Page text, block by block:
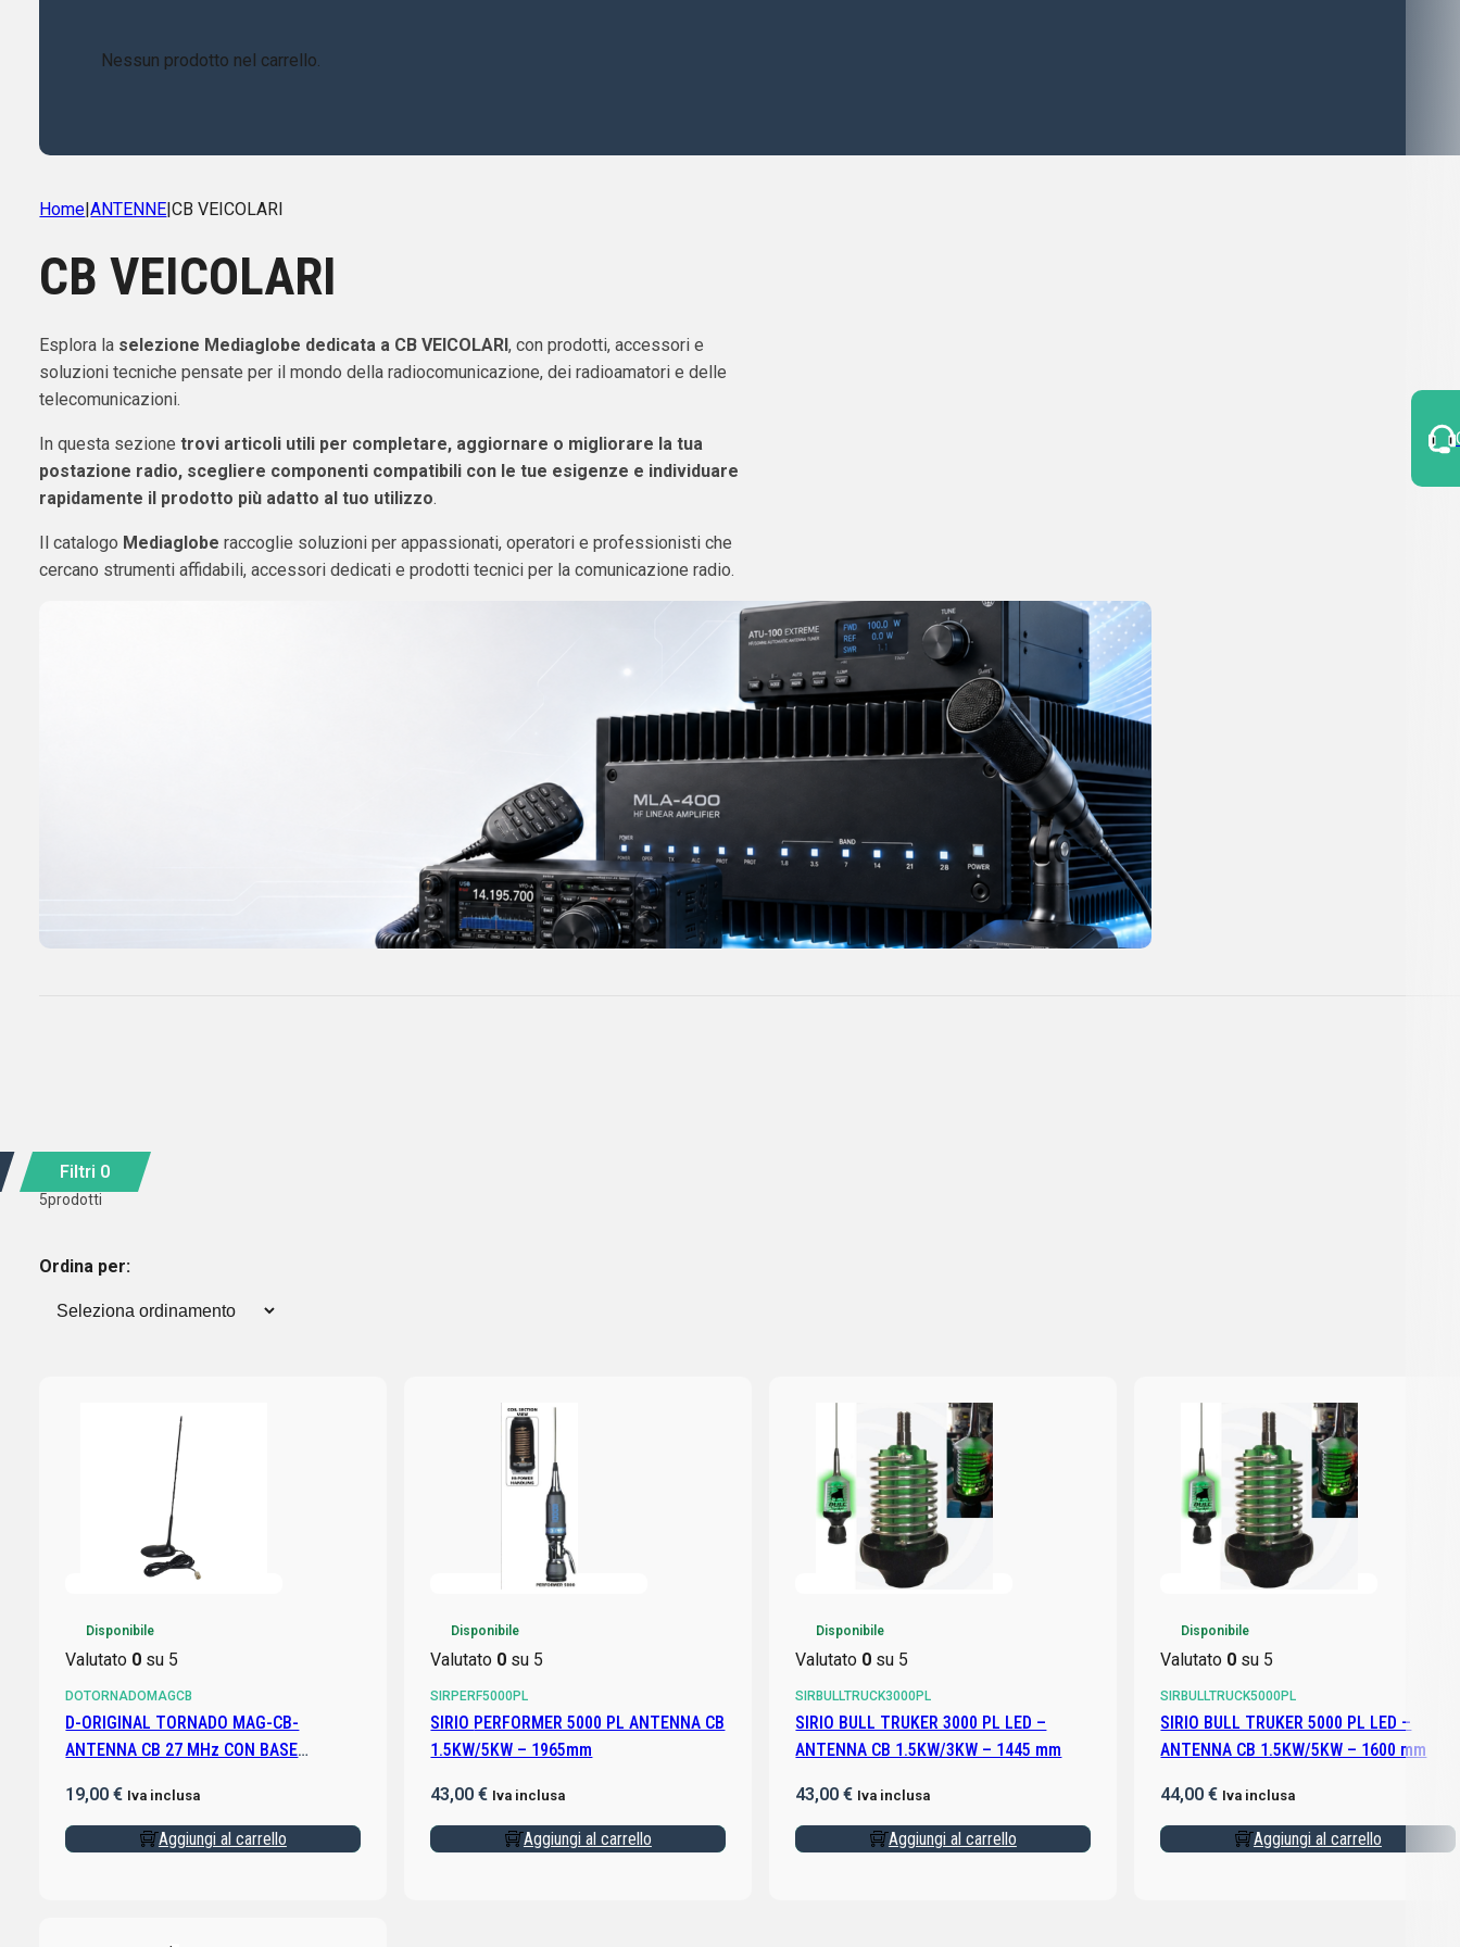
Nessun prodotto nel carrello.
Home|ANTENNE|CB VEICOLARI
CB VEICOLARI
Esplora la selezione Mediaglobe dedicata a CB VEICOLARI, con prodotti, accessori e
soluzioni tecniche pensate per il mondo della radiocomunicazione, dei radioamatori e delle
telecomunicazioni.
In questa sezionetrovi articoli utili per completare, aggiornare o migliorare la tua
postazione radio, scegliere componenti compatibili con le tue esigenze e individuare
rapidamente il prodotto più adatto al tuo utilizzo.
Il catalogo Mediaglobe raccoglie soluzioni per appassionati, operatori e professionisti che
cercano strumenti affidabili, accessori dedicati e prodotti tecnici per la comunicazione radio.
Filtri 0
5prodotti
Ordina per:
Disponibile
Valutato 0 su 5
DOTORNADOMAGCB
D-ORIGINAL TORNADO MAG-CB-
ANTENNA CB 27 MHz CON BASE
19,00€ Iva inclusa
Aggiungi al carrello
Disponibile
Valutato 0 su 5
SIRPERF5000PL
SIRIO PERFORMER 5000 PL ANTENNA CB
1.5KW/5KW – 1965mm
43,00€ Iva inclusa
Aggiungi al carrello
Disponibile
Valutato 0 su 5
SIRBULLTRUCK3000PL
SIRIO BULL TRUKER 3000 PL LED –
ANTENNA CB 1.5KW/3KW – 1445 mm
43,00€ Iva inclusa
Aggiungi al carrello
Disponibile
Valutato 0 su 5
SIRBULLTRUCK5000PL
SIRIO BULL TRUKER 5000 PL LED –
ANTENNA CB 1.5KW/5KW – 1600 mm
44,00€ Iva inclusa
Aggiungi al carrello